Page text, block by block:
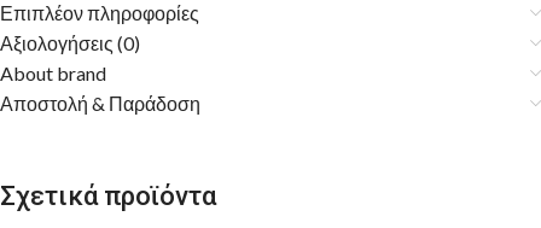
Επιπλέον πληροφορίες
Αξιολογήσεις (0)
About brand
Αποστολή & Παράδοση
Σχετικά προϊόντα